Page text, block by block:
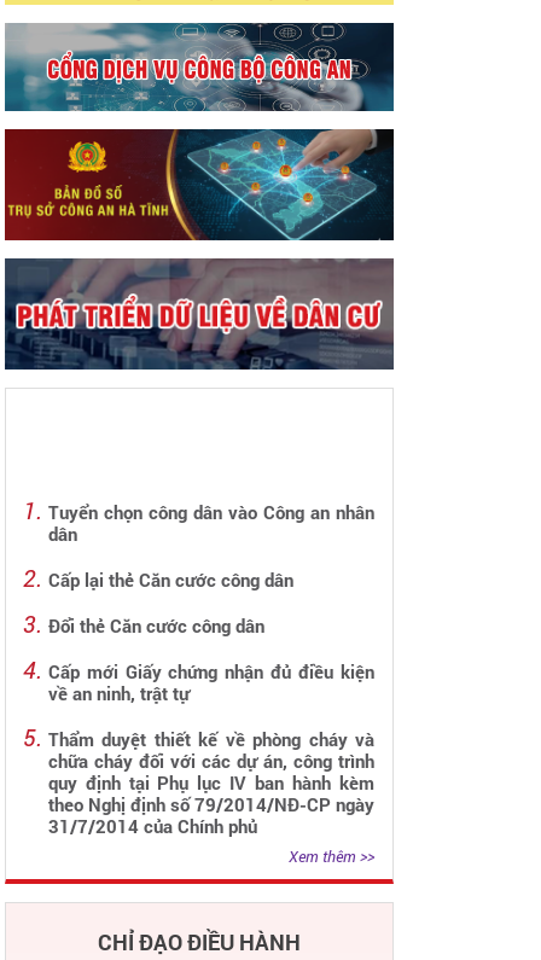
Tuyển chọn công dân vào Công an nhân
dân
Cấp lại thẻ Căn cước công dân
Đổi thẻ Căn cước công dân
Cấp mới Giấy chứng nhận đủ điều kiện
về an ninh, trật tự
Thẩm duyệt thiết kế về phòng cháy và
chữa cháy đối với các dự án, công trình
quy định tại Phụ lục IV ban hành kèm
theo Nghị định số 79/2014/NĐ-CP ngày
31/7/2014 của Chính phủ
Xem thêm >>
CHỈ ĐẠO ĐIỀU HÀNH